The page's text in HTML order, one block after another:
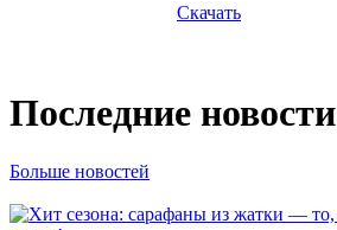
Скачать
Последние новости
Больше новостей